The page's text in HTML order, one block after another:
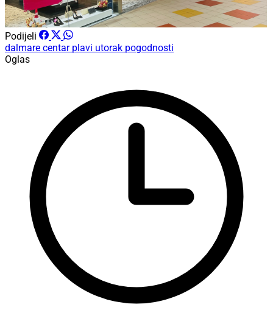
Podijeli
dalmare centar plavi utorak pogodnosti
Oglas